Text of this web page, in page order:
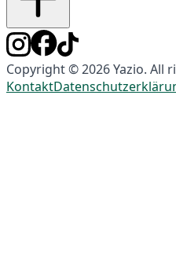
Copyright © 2026 Yazio. All
Kontakt